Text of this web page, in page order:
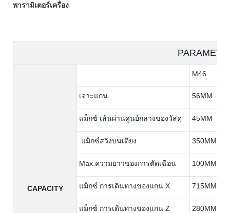
พารามิเตอร์เครื่อง
CAPACITY
M46
เจาะแกน 56MM
แม็กซ์ เส้นผ่านศูนย์กลางของวัสดุ 45MM
แม็กซ์สวิงบนเตียง 350MM
Max.ความยาวของการตัดเฉือน 100MM
แม็กซ์ การเดินทางของแกน X 715MM
แม็กซ์ การเดินทางของแกน Z 280MM